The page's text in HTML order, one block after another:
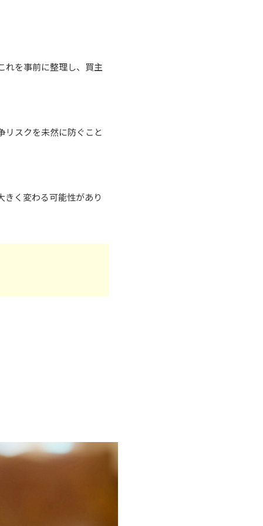
れを事前に整理し、買主
リスクを未然に防ぐこと
く変わる可能性があり